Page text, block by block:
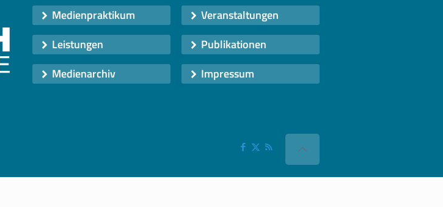
Medienpraktikum
Leistungen
Medienarchiv
Veranstaltungen
Publikationen
Impressum